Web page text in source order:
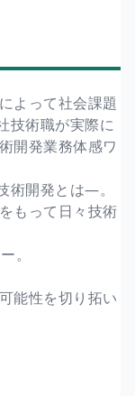
よって社会課題
技術職が実際に
開発業務体感ワ
術開発とは―。
もって日々技術
。
能性を切り拓い